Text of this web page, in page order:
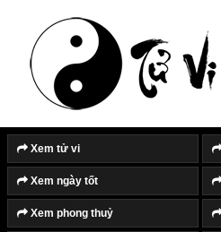
Xem tử vi
Xem ngày tốt
Xem phong thuỷ